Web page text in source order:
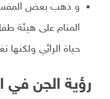
و ذهب بعض
المنام على هيئة
حياة الرائي ولكنها
رؤية الجن في